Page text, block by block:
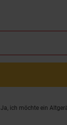
Ja, ich möchte ein